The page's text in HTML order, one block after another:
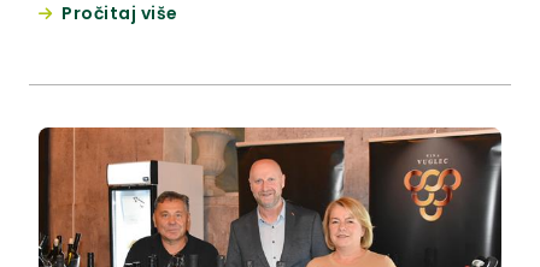
Pročitaj više